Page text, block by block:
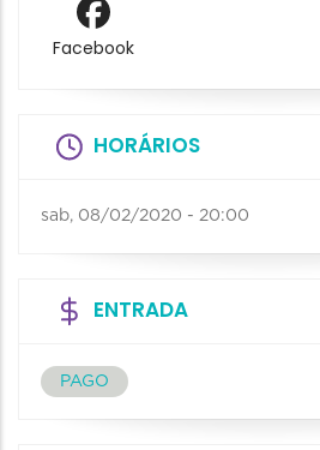
Facebook
HORÁRIOS
sab, 08/02/2020 - 20:00
ENTRADA
PAGO